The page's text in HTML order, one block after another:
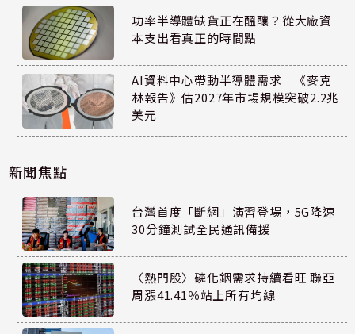
功率半導體缺貨正在醞釀？從大廠資
本支出看真正的時間點
AI資料中心帶動半導體需求 《麥克
林報告》估2027年市場規模突破2.2兆
美元
新聞焦點
台灣首度「斷網」演習登場，5G降速
30分鐘測試全民通訊備援
〈熱門股〉磷化銦需求持續看旺 聯亞
周漲41.41％站上所有均線